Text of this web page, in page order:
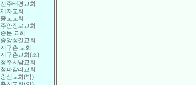
전주태평교회
제자교회
종교교회
주안장로교회
중문 교회
중앙성결교회
지구촌 교회
지구촌교회(조)
청주서남교회
청파감리교회
충신교회(박)